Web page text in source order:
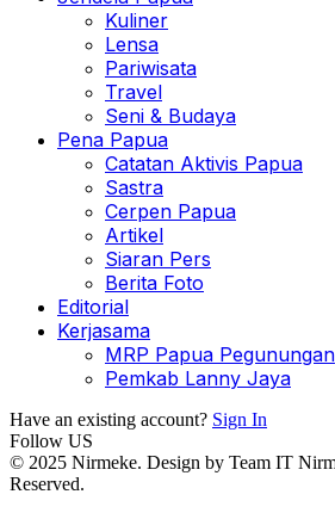
Kuliner
Lensa
Pariwisata
Travel
Seni & Budaya
Pena Papua
Catatan Aktivis Papua
Sastra
Cerpen Papua
Artikel
Siaran Pers
Berita Foto
Editorial
Kerjasama
MRP Papua Pegunungan
Pemkab Lanny Jaya
Have an existing account? Sign In
Follow US
© 2025 Nirmeke. Design by Team IT
Reserved.